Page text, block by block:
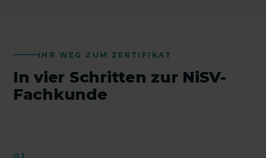
IHR WEG ZUM ZERTIFIKAT
In vier Schritten zur NiSV-
Fachkunde